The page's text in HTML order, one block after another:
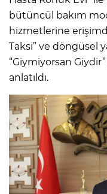
bütüncül bakım
hizmetlerine
Taksi” ve döngüsel
“Giymiyorsan
anlatıldı.